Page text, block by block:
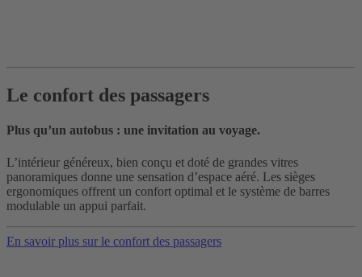
Le confort des passagers
Plus qu’un autobus : une invitation au voyage.
L’intérieur généreux, bien conçu et doté de grandes vitres
panoramiques donne une sensation d’espace aéré. Les sièges
ergonomiques offrent un confort optimal et le système de barres
modulable un appui parfait.
En savoir plus sur le confort des passagers